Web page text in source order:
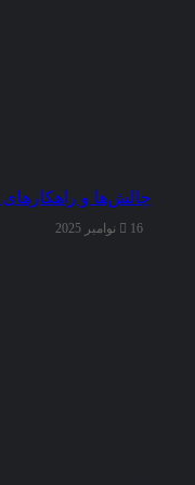
چالش‌ها و
16 نوامبر 2025